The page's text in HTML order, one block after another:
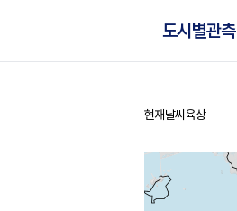
도시별관측
홈
현재날씨 육상